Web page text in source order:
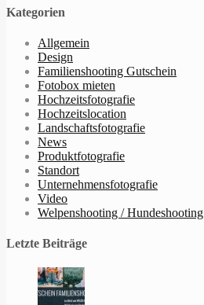
Kategorien
Allgemein
Design
Familienshooting Gutschein
Fotobox mieten
Hochzeitsfotografie
Hochzeitslocation
Landschaftsfotografie
News
Produktfotografie
Standort
Unternehmensfotografie
Video
Welpenshooting / Hundeshooting
Letzte Beiträge